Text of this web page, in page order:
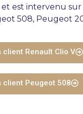
est intervenu sur
508, Peugeot
Renault Clio V
client Peugeot 508